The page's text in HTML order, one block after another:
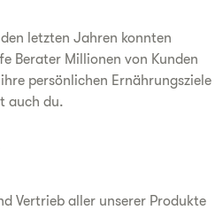
letzten Jahren konnten
Berater Millionen von Kunden
persönlichen Ernährungsziele
auch du.
Vertrieb aller unserer Produkte